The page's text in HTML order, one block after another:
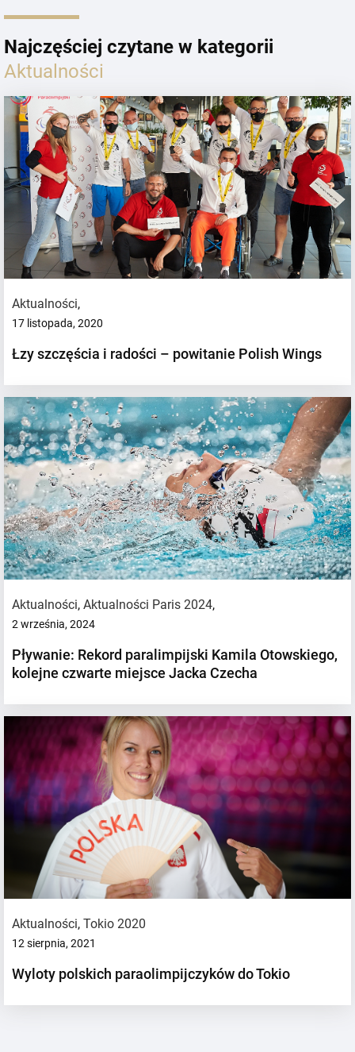
Najczęściej czytane w kategorii
Aktualności
Aktualności,
17 listopada, 2020
Łzy szczęścia i radości – powitanie Polish Wings
Aktualności, Aktualności Paris 2024,
2 września, 2024
Pływanie: Rekord paralimpijski Kamila Otowskiego,
kolejne czwarte miejsce Jacka Czecha
Aktualności, Tokio 2020
12 sierpnia, 2021
Wyloty polskich paraolimpijczyków do Tokio